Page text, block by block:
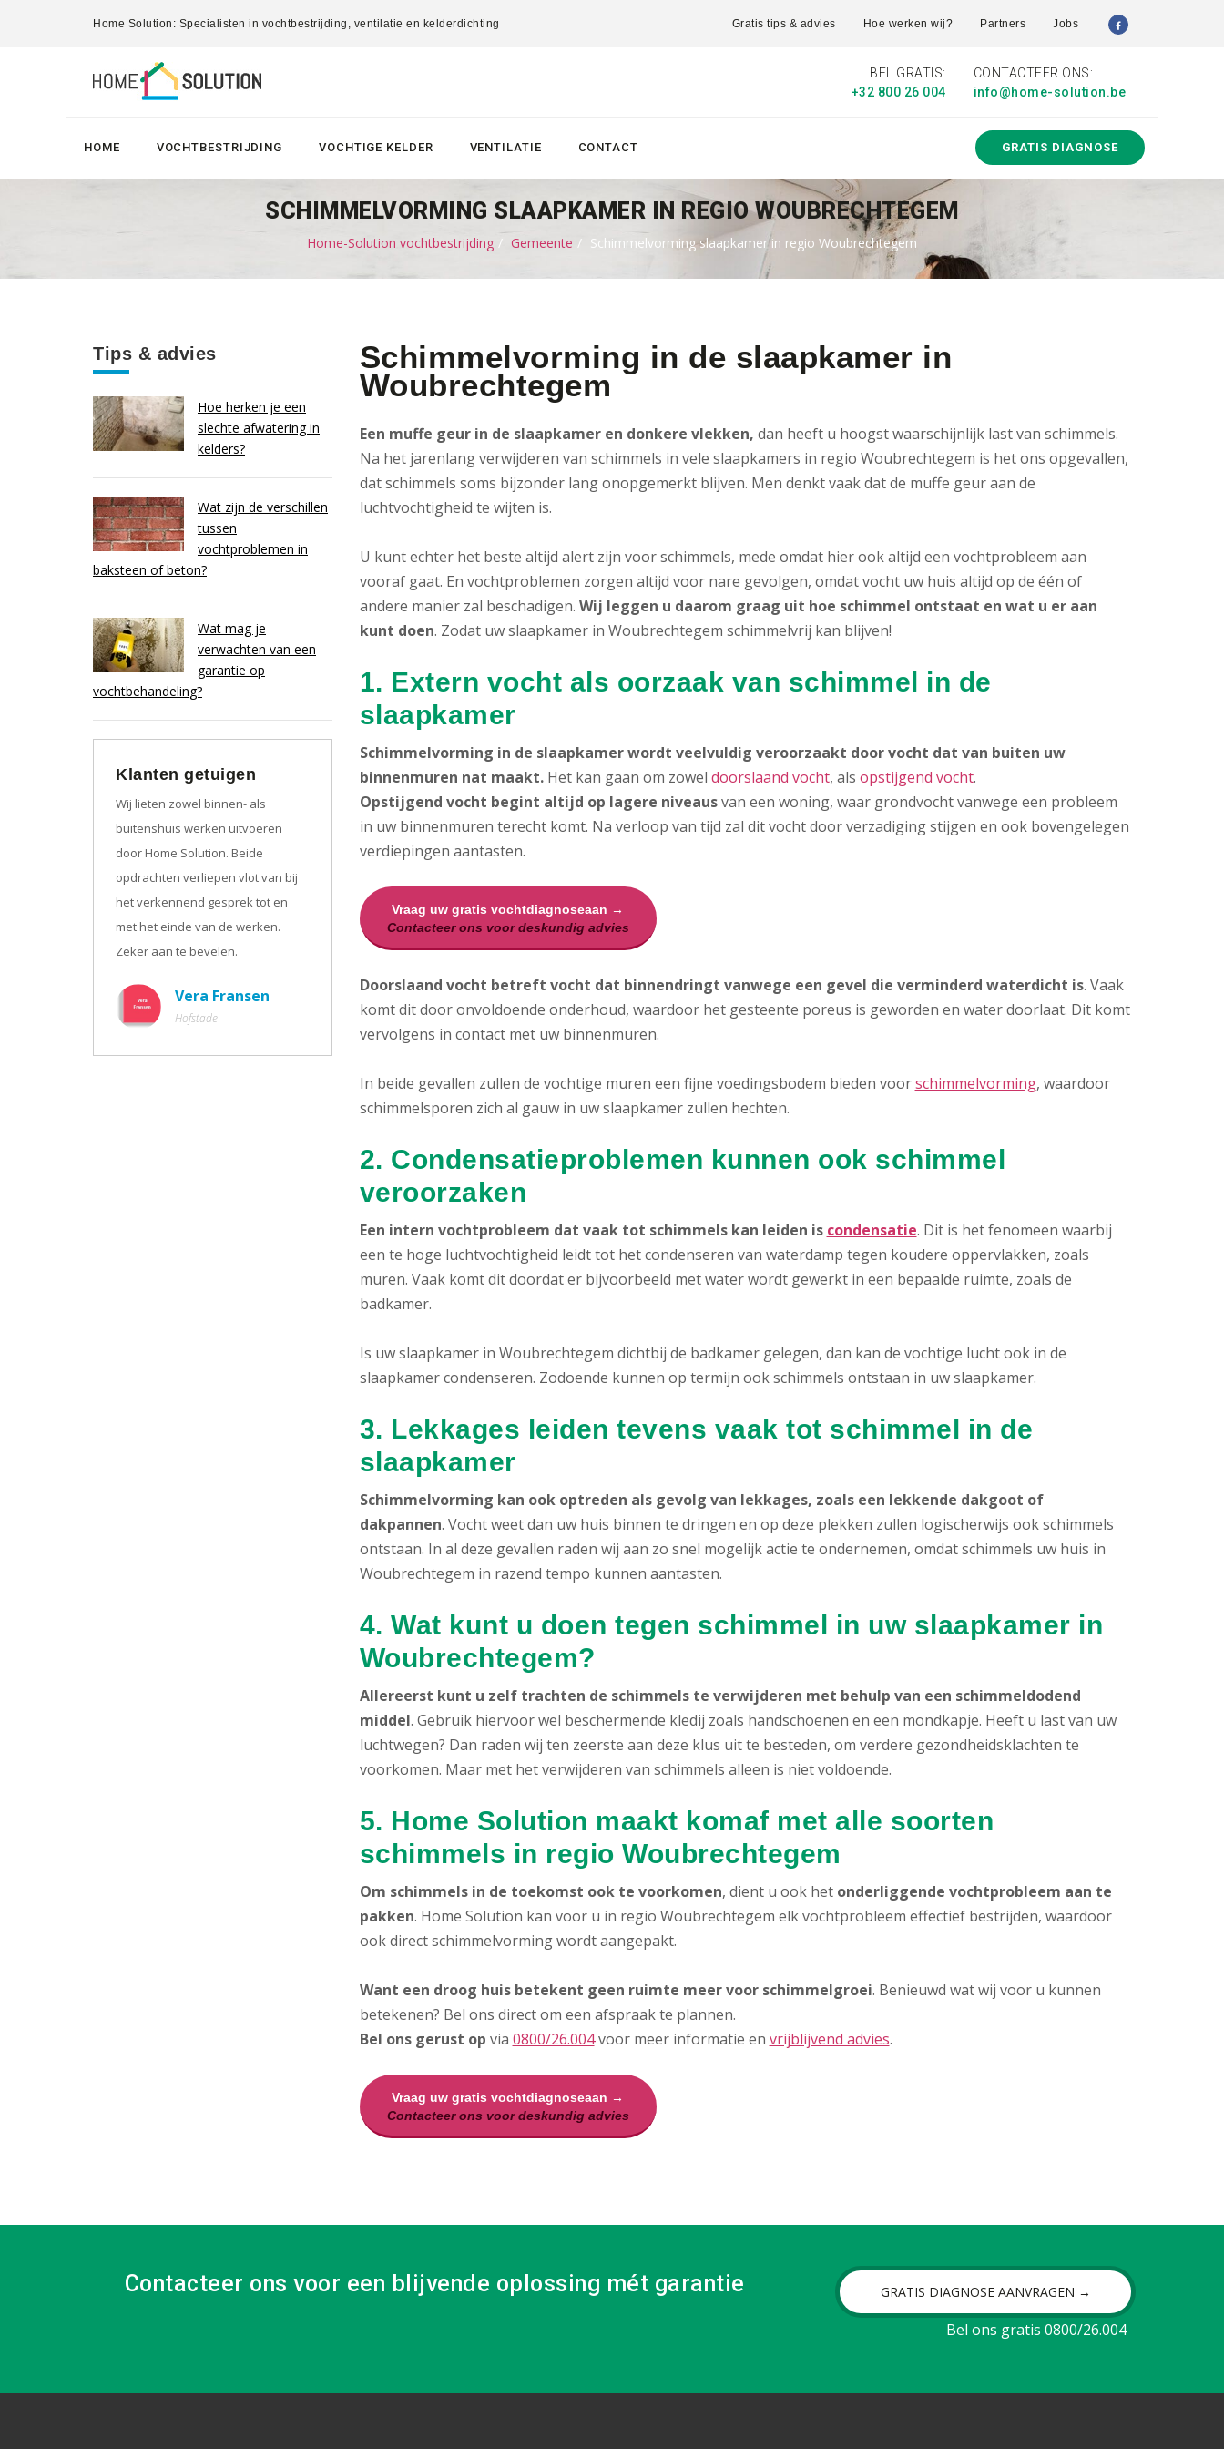
Home Solution: Specialisten in vochtbestrijding, ventilatie en kelderdichting Gratis tips & advies Hoe werken wij? Partners Jobs
BEL GRATIS:
+32 800 26 004
CONTACTEER ONS:
info@home-solution.be
HOME VOCHTBESTRIJDING VOCHTIGE KELDER VENTILATIE CONTACT GRATIS DIAGNOSE
SCHIMMELVORMING SLAAPKAMER IN REGIO WOUBRECHTEGEM
Home-Solution vochtbestrijding Gemeente Schimmelvorming slaapkamer in regio Woubrechtegem
Tips & advies
Hoe herken je een
slechte afwatering in
kelders?
Wat zijn de verschillen
tussen
vochtproblemen in
baksteen of beton?
Wat mag je
verwachten van een
garantie op
vochtbehandeling?
Klanten getuigen
Wij lieten zowel binnen- als
buitenshuis werken uitvoeren
door Home Solution. Beide
opdrachten verliepen vlot van bij
het verkennend gesprek tot en
met het einde van de werken.
Zeker aan te bevelen.
Vera Fransen
Hofstade
Schimmelvorming in de slaapkamer in
Woubrechtegem
Een muffe geur in de slaapkamer en donkere vlekken, dan heeft u hoogst waarschijnlijk last van schimmels.
Na het jarenlang verwijderen van schimmels in vele slaapkamers in regio Woubrechtegem is het ons opgevallen,
dat schimmels soms bijzonder lang onopgemerkt blijven. Men denkt vaak dat de muffe geur aan de
luchtvochtigheid te wijten is.
U kunt echter het beste altijd alert zijn voor schimmels, mede omdat hier ook altijd een vochtprobleem aan
vooraf gaat. En vochtproblemen zorgen altijd voor nare gevolgen, omdat vocht uw huis altijd op de één of
andere manier zal beschadigen. Wij leggen u daarom graag uit hoe schimmel ontstaat en wat u er aan
kunt doen. Zodat uw slaapkamer in Woubrechtegem schimmelvrij kan blijven!
1. Extern vocht als oorzaak van schimmel in de
slaapkamer
Schimmelvorming in de slaapkamer wordt veelvuldig veroorzaakt door vocht dat van buiten uw
binnenmuren nat maakt.Het kan gaan om zowel doorslaand vocht, als opstijgend vocht.
Opstijgend vocht begint altijd op lagere niveausvan een woning, waar grondvocht vanwege een probleem
in uw binnenmuren terecht komt. Na verloop van tijd zal dit vocht door verzadiging stijgen en ook bovengelegen
verdiepingen aantasten.
Vraag uw gratis vochtdiagnoseaan →
Contacteer ons voor deskundig advies
Doorslaand vocht betreft vocht dat binnendringt vanwege een gevel die verminderd waterdicht is. Vaak
komt dit door onvoldoende onderhoud, waardoor het gesteente poreus is geworden en water doorlaat. Dit komt
vervolgens in contact met uw binnenmuren.
In beide gevallen zullen de vochtige muren een fijne voedingsbodem bieden voorschimmelvorming, waardoor
schimmelsporen zich al gauw in uw slaapkamer zullen hechten.
2. Condensatieproblemen kunnen ook schimmel
veroorzaken
Een intern vochtprobleem dat vaak tot schimmels kan leiden is condensatie. Dit is het fenomeen waarbij
een te hoge luchtvochtigheid leidt tot het condenseren van waterdamp tegen koudere oppervlakken, zoals
muren. Vaak komt dit doordat er bijvoorbeeld met water wordt gewerkt in een bepaalde ruimte, zoals de
badkamer.
Is uw slaapkamer in Woubrechtegem dichtbij de badkamer gelegen, dan kan de vochtige lucht ook in de
slaapkamer condenseren. Zodoende kunnen op termijn ook schimmels ontstaan in uw slaapkamer.
3. Lekkages leiden tevens vaak tot schimmel in de
slaapkamer
Schimmelvorming kan ook optreden als gevolg van lekkages, zoals een lekkende dakgoot of
dakpannen. Vocht weet dan uw huis binnen te dringen en op deze plekken zullen logischerwijs ook schimmels
ontstaan. In al deze gevallen raden wij aan zo snel mogelijk actie te ondernemen, omdat schimmels uw huis in
Woubrechtegem in razend tempo kunnen aantasten.
4. Wat kunt u doen tegen schimmel in uw slaapkamer in
Woubrechtegem?
Allereerst kunt u zelf trachten de schimmels te verwijderen met behulp van een schimmeldodend
middel. Gebruik hiervoor wel beschermende kledij zoals handschoenen en een mondkapje. Heeft u last van uw
luchtwegen? Dan raden wij ten zeerste aan deze klus uit te besteden, om verdere gezondheidsklachten te
voorkomen. Maar met het verwijderen van schimmels alleen is niet voldoende.
5. Home Solution maakt komaf met alle soorten
schimmels in regio Woubrechtegem
Om schimmels in de toekomst ook te voorkomen, dient u ook het onderliggende vochtprobleem aan te
pakken. Home Solution kan voor u in regio Woubrechtegem elk vochtprobleem effectief bestrijden, waardoor
ook direct schimmelvorming wordt aangepakt.
Want een droog huis betekent geen ruimte meer voor schimmelgroei. Benieuwd wat wij voor u kunnen
betekenen? Bel ons direct om een afspraak te plannen.
Bel ons gerust op via 0800/26.004voor meer informatie en vrijblijvend advies.
Vraag uw gratis vochtdiagnoseaan →
Contacteer ons voor deskundig advies
Contacteer ons voor een blijvende oplossing mét garantie GRATIS DIAGNOSE AANVRAGEN →
Bel ons gratis 0800/26.004